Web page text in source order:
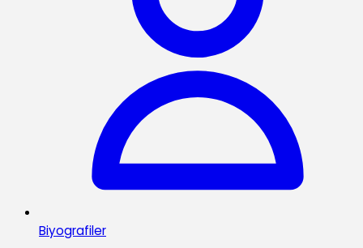
Biyografiler